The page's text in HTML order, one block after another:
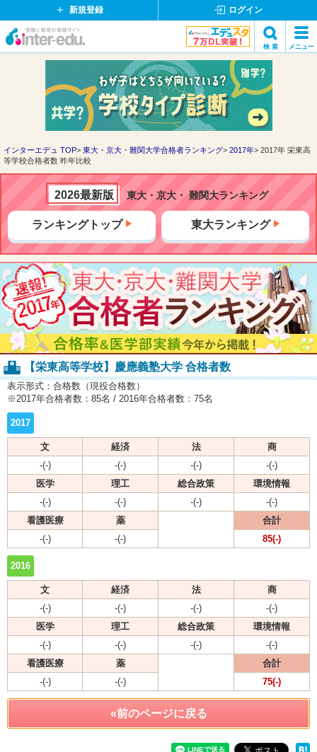
新規登録 ログイン
イ
ド
ッ
ト
検 索 メニュー
検索
インターエデュ TOP 東大・京大・難関大学合格者ランキング 2017年
2017年 栄東高
等学校合格者数 昨年比較
2026最新版 東大・京大・ 難関大ランキング
ランキングトップ 東大ランキング
【栄東高等学校】慶應義塾大学 合格者数
表示形式：合格数（現役合格数）
※2017年合格者数：85名 / 2016年合格者数：75名
2017
文 経済 法
商
-(-)
-(-) -(-)
-(-)
医学
理工 総合政策
環境情報
-(-)
-(-) -(-)
-(-)
看護医療
薬
合計
-(-)
-(-) 85(-)
2016
文 経済 法
商
-(-)
-(-) -(-)
-(-)
医学
理工 総合政策
環境情報
-(-)
-(-) -(-)
-(-)
看護医療
薬
合計
-(-)
-(-) 75(-)
«前のページに戻る